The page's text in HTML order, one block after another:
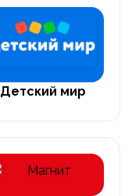
Детский мир